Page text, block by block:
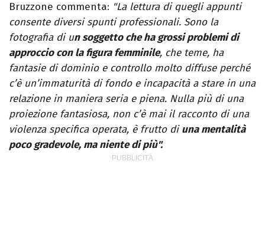
Bruzzone commenta: "La lettura di quegli appunti
consente diversi spunti professionali. Sono la
fotografia di un soggetto che ha grossi problemi di
approccio con la figura femminile, che teme, ha
fantasie di dominio e controllo molto diffuse perché
c’è un’immaturità di fondo e incapacità a stare in una
relazione in maniera seria e piena. Nulla più di una
proiezione fantasiosa, non c’è mai il racconto di una
violenza specifica operata, è frutto diuna mentalità
poco gradevole, ma niente di più".